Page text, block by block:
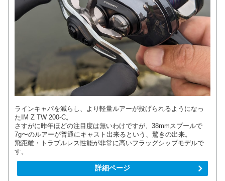
ラインキャパを減らし、より軽量ルアーが投げられるようになっ
たIM Z TW 200-C。
さすがに昨年ほどの注目度は無いわけですが、38mmスプールで
7g〜のルアーが普通にキャスト出来るという、驚きの出来。
飛距離・トラブルレス性能が非常に高いフラッグシップモデルで
す。
詳細ページ